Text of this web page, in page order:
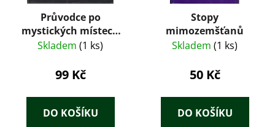
Průvodce po
mystických místech
světa – Sarah
2015)
Skladem (1 ks)
99 Kč
DO KOŠÍKU
Stopy
mimozemšťanů
Skladem (1 ks)
50 Kč
DO KOŠÍKU